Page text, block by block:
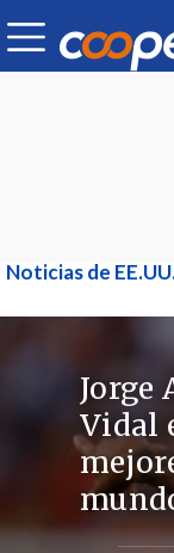
Noticias de
Jorge
Vidal